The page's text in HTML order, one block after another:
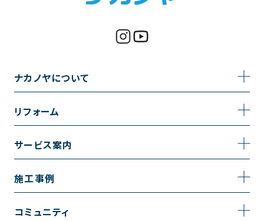
ナカノヤについて
事業内容
採用情報
リフォーム
トイレのリフォーム
キッチンのリフォーム
サービス案内
サービスの流れ
施工事例
施工事例一覧
コミュニティ